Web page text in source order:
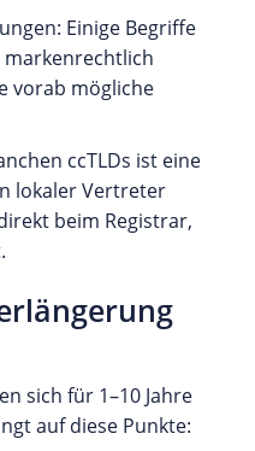
Einige Begriffe
vorab mögliche
ccTLDs ist eine
lokaler Vertreter
beim Registrar,
sich für 1–10 Jahre
auf diese Punkte: